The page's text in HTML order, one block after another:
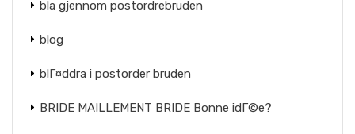
bla gjennom postordrebruden
blog
blГ¤ddra i postorder bruden
BRIDE MAILLEMENT BRIDE Bonne idГ©e?